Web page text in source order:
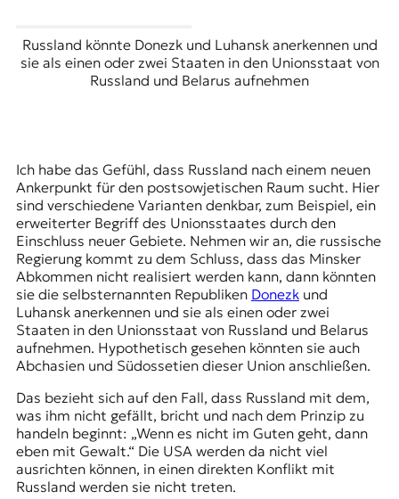
Russland könnte Donezk und Luhansk anerkennen und
sie als einen oder zwei Staaten in den Unionsstaat von
Russland und Belarus aufnehmen
Ich habe das Gefühl, dass Russland nach einem neuen
Ankerpunkt für den postsowjetischen Raum sucht. Hier
sind verschiedene Varianten denkbar, zum Beispiel, ein
erweiterter Begriff des Unionsstaates durch den
Einschluss neuer Gebiete. Nehmen wir an, die russische
Regierung kommt zu dem Schluss, dass das Minsker
Abkommen nicht realisiert werden kann, dann könnten
sie die selbsternannten Republiken Donezkund
Luhanskanerkennen und sie als einen oder zwei
Staaten in den Unionsstaat von Russland und Belarus
aufnehmen. Hypothetisch gesehen könnten sie auch
Abchasien und Südossetien dieser Union anschließen.
Das bezieht sich auf den Fall, dass Russland mit dem,
was ihm nicht gefällt, bricht und nach dem Prinzip zu
handeln beginnt: „Wenn es nicht im Guten geht, dann
eben mit Gewalt.“ Die USA werden da nicht viel
ausrichten können, in einen direkten Konflikt mit
Russland werden sie nicht treten.